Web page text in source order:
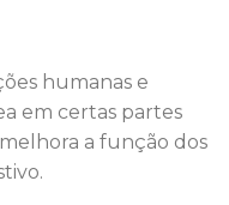
humanas e
em certas partes
a função dos